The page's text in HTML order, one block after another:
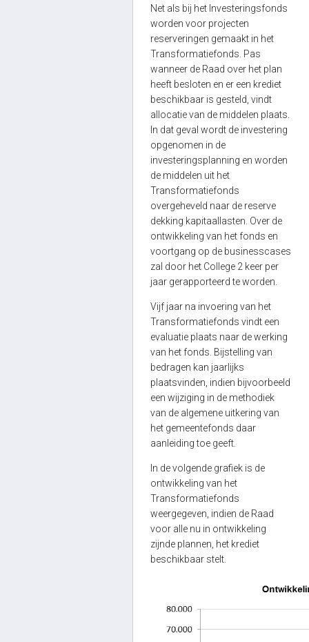
Net als bij het Investeringsfonds
worden voor projecten
reserveringen gemaakt in het
Transformatiefonds. Pas
wanneer de Raad over het plan
heeft besloten en er een krediet
beschikbaar is gesteld, vindt
allocatie van de middelen plaats.
In dat geval wordt de investering
opgenomen in de
investeringsplanning en worden
de middelen uit het
Transformatiefonds
overgeheveld naar de reserve
dekking kapitaallasten. Over de
ontwikkeling van het fonds en
voortgang op de businesscases
zal door het College 2 keer per
jaar gerapporteerd te worden.
Vijf jaar na invoering van het
Transformatiefonds vindt een
evaluatie plaats naar de werking
van het fonds. Bijstelling van
bedragen kan jaarlijks
plaatsvinden, indien bijvoorbeeld
een wijziging in de methodiek
van de algemene uitkering van
het gemeentefonds daar
aanleiding toe geeft.
In de volgende grafiek is de
ontwikkeling van het
Transformatiefonds
weergegeven, indien de Raad
voor alle nu in ontwikkeling
zijnde plannen, het krediet
beschikbaar stelt.